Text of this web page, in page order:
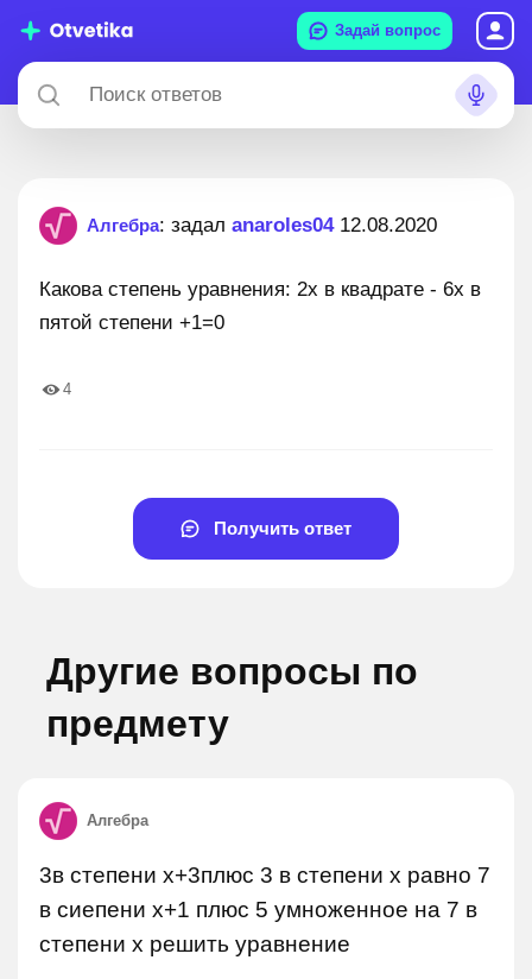
Задай вопрос
Алгебра: задал anaroles0412.08.2020
Какова степень уравнения: 2x в квадрате - 6x в
пятой степени +1=0
4
Получить ответ
Другие вопросы по
предмету
Алгебра
3в степени х+3плюс 3 в степени х равно 7
в сиепени х+1 плюс 5 умноженное на 7 в
степени х решить уравнение